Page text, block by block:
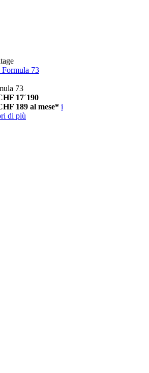
Formula 73
73
17´190
189 al mese* i
di più